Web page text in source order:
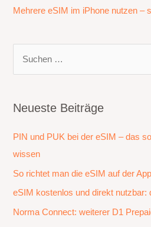
Mehrere eSIM im iPhone nutzen –
h
n
n
a
c
Neueste Beiträge
PIN und PUK bei der eSIM – das
wissen
So richtet man die eSIM auf der
eSIM kostenlos und direkt nutzbar:
Norma Connect: weiterer D1